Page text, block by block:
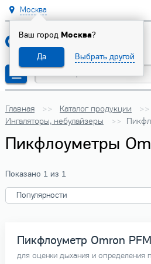
Москва
Ваш город Москва?
Да Выбрать другой
Главная
Каталог продукции
Ингаляторы, небулайзеры
Пикфлоуметры
Показано 1 из 1
Пикфлоуметр Omron
для оценки дыхания и определения